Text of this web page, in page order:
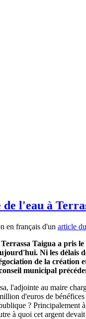
l'eau à
en français d'un article
Taigua a
Ni les
de la
municipal
l'adjointe au maire
d'euros de
?
à quoi cet argent